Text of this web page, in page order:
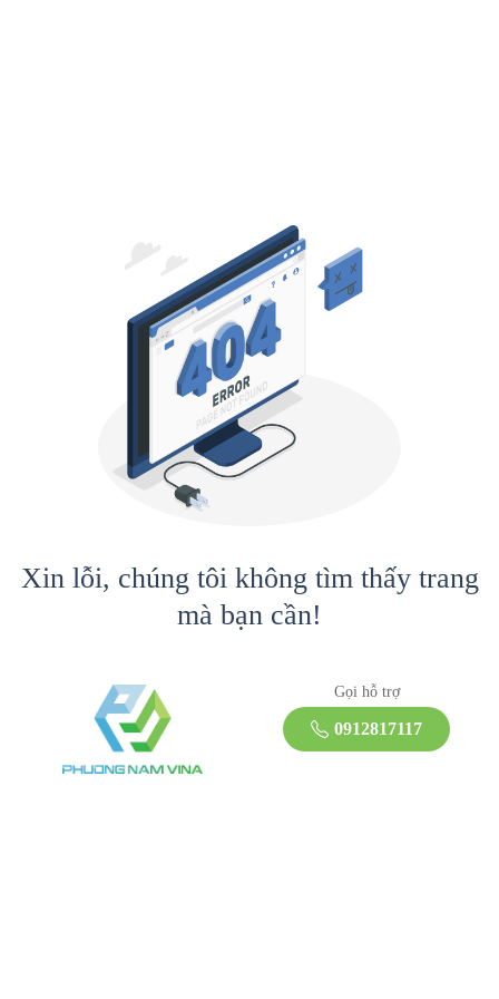
Xin lỗi, chúng tôi không tìm thấy trang
mà bạn cần!
Gọi hỗ trợ
0912817117